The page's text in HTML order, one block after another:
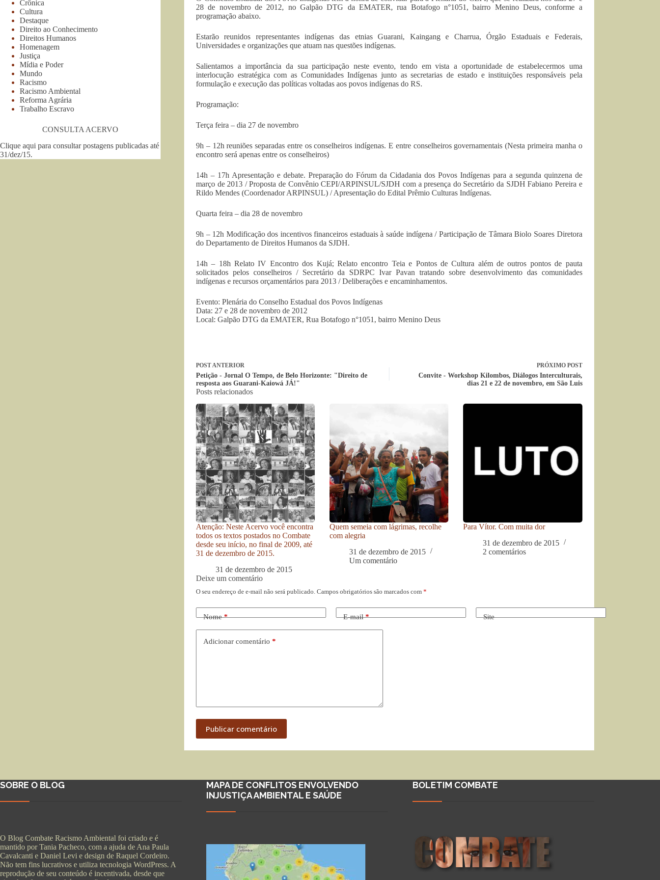
28 de novembro de 2012, no Galpão DTG da EMATER, rua Botafogo n°1051, bairro Menino Deus, conforme a
programação abaixo.
Estarão reunidos representantes indígenas das etnias Guarani, Kaingang e Charrua, Órgão Estaduais e Federais,
Universidades e organizações que atuam nas questões indígenas.
Salientamos a importância da sua participação neste evento, tendo em vista a oportunidade de estabelecermos uma
interlocução estratégica com as Comunidades Indígenas junto as secretarias de estado e instituições responsáveis pela
formulação e execução das políticas voltadas aos povos indígenas do RS.
Programação:
Terça feira – dia 27 de novembro
9h – 12h reuniões separadas entre os conselheiros indígenas. E entre conselheiros governamentais (Nesta primeira manha o
encontro será apenas entre os conselheiros)
14h – 17h Apresentação e debate. Preparação do Fórum da Cidadania dos Povos Indígenas para a segunda quinzena de
março de 2013 / Proposta de Convênio CEPI/ARPINSUL/SJDH com a presença do Secretário da SJDH Fabiano Pereira e
Rildo Mendes (Coordenador ARPINSUL) / Apresentação do Edital Prêmio Culturas Indígenas.
Quarta feira – dia 28 de novembro
9h – 12h Modificação dos incentivos financeiros estaduais à saúde indígena / Participação de Tâmara Biolo Soares Diretora
do Departamento de Direitos Humanos da SJDH.
14h – 18h Relato IV Encontro dos Kujá; Relato encontro Teia e Pontos de Cultura além de outros pontos de pauta
solicitados pelos conselheiros / Secretário da SDRPC Ivar Pavan tratando sobre desenvolvimento das comunidades
indígenas e recursos orçamentários para 2013 / Deliberações e encaminhamentos.
Evento: Plenária do Conselho Estadual dos Povos Indígenas
Data: 27 e 28 de novembro de 2012
Local: Galpão DTG da EMATER, Rua Botafogo n°1051, bairro Menino Deus
POSTANTERIOR
Petição - Jornal O Tempo, de Belo Horizonte: "Direito de
resposta aos Guarani-Kaiowá JÁ!"
PRÓXIMO POST
Convite - Workshop Kilombos, Diálogos Interculturais,
dias 21 e 22 de novembro, em São Luis
Posts relacionados
Atenção: Neste Acervo você encontra
todos os textos postados no Combate
desde seu início, no final de 2009, até
31 de dezembro de 2015.
31 de dezembro de 2015
Quem semeia com lágrimas, recolhe
com alegria
31 de dezembro de 2015
Um comentário
Para Vítor. Com muita dor
31 de dezembro de 2015
2 comentários
Deixe um comentário
O seu endereço de e-mail não será publicado. Campos obrigatórios são marcados com *
Nome* E-mail* Site
Adicionar comentário *
Publicar comentário
Crônica
Cultura
Destaque
Direito ao Conhecimento
Direitos Humanos
Homenagem
Justiça
Mídia e Poder
Mundo
Racismo
Racismo Ambiental
Reforma Agrária
Trabalho Escravo
CONSULTA ACERVO
Clique aqui para consultar postagens publicadas até
31/dez/15.
SOBRE O BLOG
O Blog Combate Racismo Ambiental foi criado e é
mantido por Tania Pacheco, com a ajuda de Ana Paula
Cavalcanti e Daniel Levi e design de Raquel Cordeiro.
Não tem fins lucrativos e utiliza tecnologia WordPress. A
reprodução de seu conteúdo é incentivada, desde que
MAPA DE CONFLITOS ENVOLVENDO
INJUSTIÇA AMBIENTAL E SAÚDE
BOLETIM COMBATE